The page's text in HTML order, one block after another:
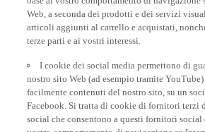
Web, a seconda dei prodotti e dei servizi
articoli aggiunti al carrello e acquistati,
terze parti e ai vostri interessi.
nostro sito Web (ad esempio tramite
facilmente contenuti del nostro sito, su un
Facebook. Si tratta di cookie di fornitori terzi
social che consentono a questi fornitori
vostro comportamento di navigazione su